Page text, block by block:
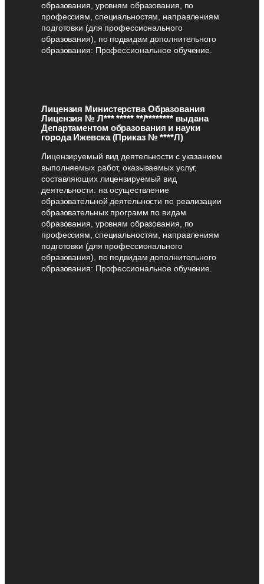
образования, уровням образования, по
профессиям, специальностям, направлениям
подготовки (для профессионального
образования), по подвидам дополнительного
образования: Профессиональное обучение.
Лицензия Министерства Образования
Лицензия № Л*** ***** **/******** выдана
Департаментом образования и науки
города Ижевска (Приказ № ****Л)
Лицензируемый вид деятельности с указанием
выполняемых работ, оказываемых услуг,
составляющих лицензируемый вид
деятельности: на осуществление
образовательной деятельности по реализации
образовательных программ по видам
образования, уровням образования, по
профессиям, специальностям, направлениям
подготовки (для профессионального
образования), по подвидам дополнительного
образования: Профессиональное обучение.